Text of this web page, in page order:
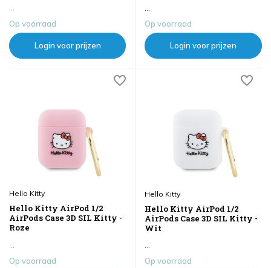
Op voorraad
Login voor prijzen
Op voorraad
Login voor prijzen
Hello Kitty
Hello Kitty AirPod 1/2
AirPods Case 3D SIL Kitty -
Roze
...
Op voorraad
Hello Kitty
Hello Kitty AirPod 1/2
AirPods Case 3D SIL Kitty -
Wit
...
Op voorraad